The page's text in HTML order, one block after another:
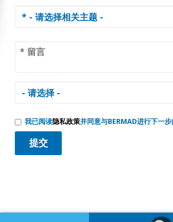
我已阅读隐私政策并同意与BERMAD进行下一步